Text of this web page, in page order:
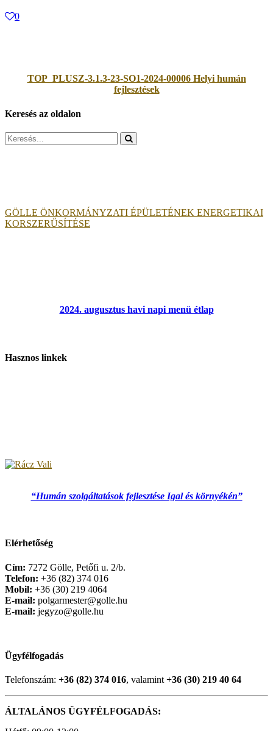
0
TOP_PLUSZ-3.1.3-23-SO1-2024-00006 Helyi humán
fejlesztések
Keresés az oldalon
Search
for:
GÖLLE ÖNKORMÁNYZATI ÉPÜLETÉNEK ENERGETIKAI
KORSZERŰSÍTÉSE
2024. augusztus havi napi menü étlap
Hasznos linkek
“Humán szolgáltatások fejlesztése Igal és környékén”
Elérhetőség
Cím: 7272 Gölle, Petőfi u. 2/b.
Telefon: +36 (82) 374 016
Mobil: +36 (30) 219 4064
E-mail: polgarmester@golle.hu
E-mail: jegyzo@golle.hu
Ügyfélfogadás
Telefonszám: +36 (82) 374 016, valamint +36 (30) 219 40 64
ÁLTALÁNOS ÜGYFÉLFOGADÁS: